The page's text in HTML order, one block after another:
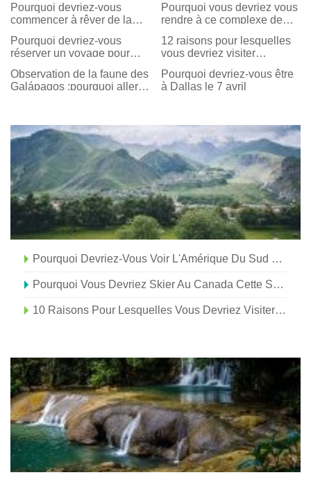
Pourquoi devriez-vous
commencer à rêver de la
Pourquoi vous devriez vous
rendre à ce complexe de
Pourquoi devriez-vous
réserver un voyage pour
12 raisons pour lesquelles
vous devriez visiter
Observation de la faune des
Galápagos :pourquoi aller
Pourquoi devriez-vous être
à Dallas le 7 avril
Pourquoi Devriez-Vous Voir L'Amérique Du Sud Par La Mer
Pourquoi Vous Devriez Skier Au Canada Cette Saison
10 Raisons Pour Lesquelles Vous Devriez Visiter Port D'Espagne